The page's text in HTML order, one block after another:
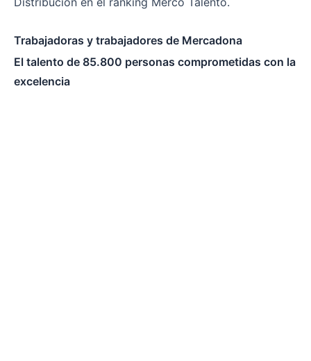
Trabajadoras y trabajadores de Mercadona
El talento de 85.800 personas comprometidas con la
excelencia